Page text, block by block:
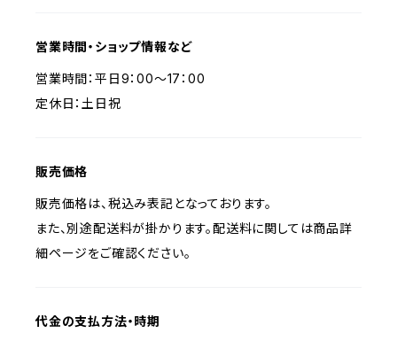
営業時間・ショップ情報など
営業時間：平日9：00～17：00
定休日：土日祝
販売価格
販売価格は、税込み表記となっております。
また、別途配送料が掛かります。配送料に関しては商品詳
細ページをご確認ください。
代金の支払方法・時期